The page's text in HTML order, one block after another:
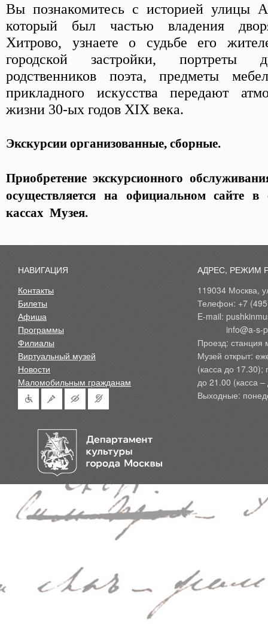
Вы познакомитесь с историей улицы
который был частью владения
Хитрово, узнаете о судьбе его
городской застройки, портреты
родственников поэта, предметы
прикладного искусства передают
жизни 30-ых годов XIX века.
Экскурсии организованные, сборные.
Приобретение экскурсионного
осуществляется на официальном сайте
кассах Музея.
НАВИГАЦИЯ
Контакты
Билеты
Афиша
Программы
Филиалы
Виртуальный музей
Новости
Маломобильным гражданам
АДРЕС, РЕЖИМ
119034 Москва,
Телефон: +7
E-mail:
Проезд: станция
Музей открыт:
(касса до 17.30);
до 21.00 (касса
Выходные: